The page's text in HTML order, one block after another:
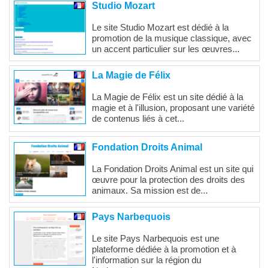
Studio Mozart
Le site Studio Mozart est dédié à la
promotion de la musique classique, avec
un accent particulier sur les œuvres...
La Magie de Félix
La Magie de Félix est un site dédié à la
magie et à l'illusion, proposant une variété
de contenus liés à cet...
Fondation Droits Animal
La Fondation Droits Animal est un site qui
œuvre pour la protection des droits des
animaux. Sa mission est de...
Pays Narbequois
Le site Pays Narbequois est une
plateforme dédiée à la promotion et à
l'information sur la région du